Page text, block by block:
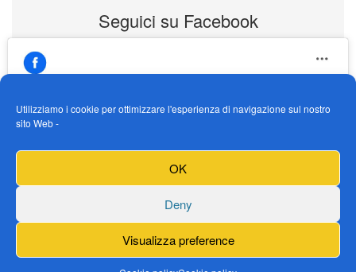
Utilizziamo i cookie per ottimizzare l'esperienza di navigazione sul nostro
sito Web -
OK
Deny
Visualizza preference
Seguici su Facebook
https://www.facebook.com/Vendogokartit/
Fai clic per accettare i cookie marketing e
abilitare questo contenuto